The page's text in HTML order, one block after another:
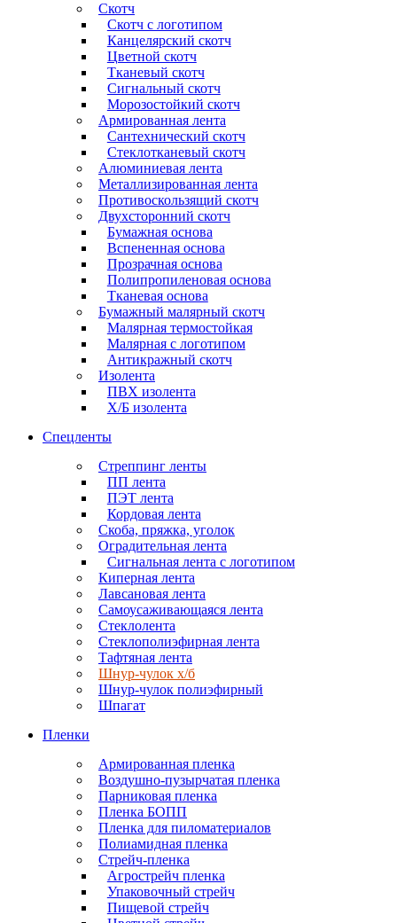
Скотч
Скотч с логотипом
Канцелярский скотч
Цветной скотч
Тканевый скотч
Сигнальный скотч
Морозостойкий скотч
Армированная лента
Сантехнический скотч
Стеклотканевый скотч
Алюминиевая лента
Металлизированная лента
Противоскользящий скотч
Двухсторонний скотч
Бумажная основа
Вспененная основа
Прозрачная основа
Полипропиленовая основа
Тканевая основа
Бумажный малярный скотч
Малярная термостойкая
Малярная с логотипом
Антикражный скотч
Изолента
ПВХ изолента
Х/Б изолента
Спецленты
Стреппинг ленты
ПП лента
ПЭТ лента
Кордовая лента
Скоба, пряжка, уголок
Оградительная лента
Сигнальная лента с логотипом
Киперная лента
Лавсановая лента
Самоусаживающаяся лента
Стеклолента
Стеклополиэфирная лента
Тафтяная лента
Шнур-чулок х/б
Шнур-чулок полиэфирный
Шпагат
Пленки
Армированная пленка
Воздушно-пузырчатая пленка
Парниковая пленка
Пленка БОПП
Пленка для пиломатериалов
Полиамидная пленка
Стрейч-пленка
Агрострейч пленка
Упаковочный стрейч
Пищевой стрейч